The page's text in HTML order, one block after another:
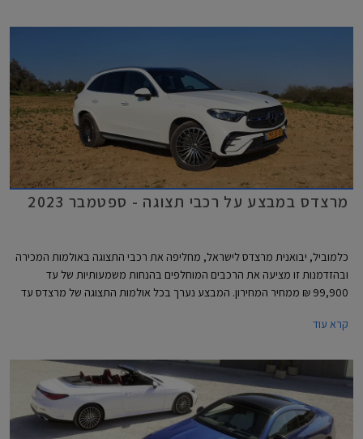
מרצדס במבצע על רכבי תצוגה - ספטמבר 2023
כלמוביל, יבואנית מרצדס לישראל, מחליפה את רכבי התצוגה באולמות המכירה
ובהזדמנות זו מציעה את הרכבים המוחלפים בהנחות משמעותיות של עד
99,900 ₪ ממחיר המחירון. המבצע נערך בכל אולמות התצוגה של מרצדס עד
קרא עוד